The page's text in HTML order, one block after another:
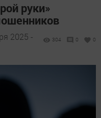
руки»
2025 -
304 0 0